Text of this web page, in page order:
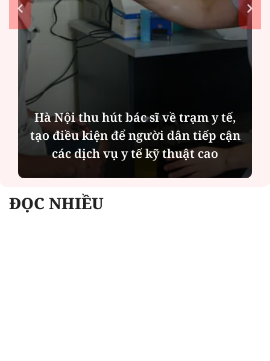
Diễn đàn tháng 8: Ca sĩ Duyên
Quỳnh càng trân trọng thời gian
bên cha sau biến cố của gia đình
ĐỌC NHIỀU